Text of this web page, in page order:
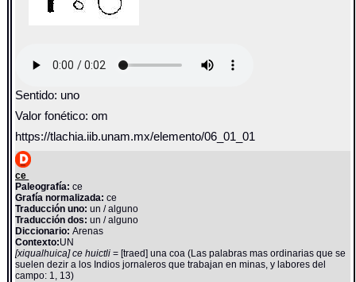
Sentido: uno
Valor fonético: om
https://tlachia.iib.unam.mx/elemento/06_01_01
ce
Paleografía: ce
Grafía normalizada: ce
Traducción uno: un / alguno
Traducción dos: un / alguno
Diccionario:Arenas
Contexto:UN
[xiqualhuica] ce huictli= [traed] una coa (Las palabras mas ordinarias que se
suelen dezir a los Indios jornaleros que trabajan en minas, y labores del
campo: 1, 13)